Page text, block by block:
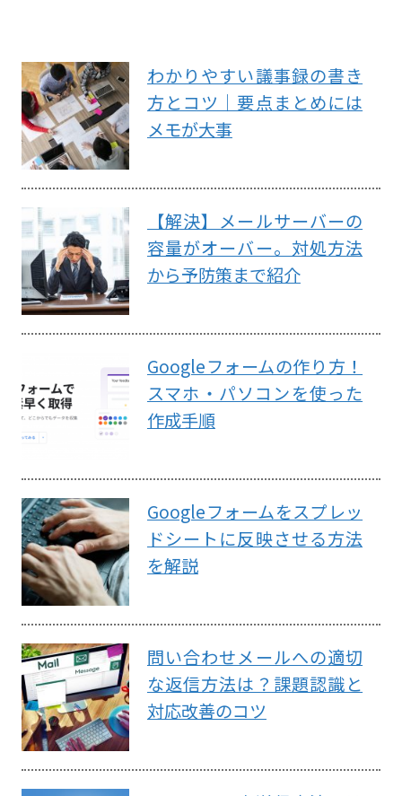
わかりやすい議事録の書き
方とコツ｜要点まとめには
メモが大事
【解決】メールサーバーの
容量がオーバー。対処方法
から予防策まで紹介
Googleフォームの作り方！
スマホ・パソコンを使った
作成手順
Googleフォームをスプレッ
ドシートに反映させる方法
を解説
問い合わせメールへの適切
な返信方法は？課題認識と
対応改善のコツ